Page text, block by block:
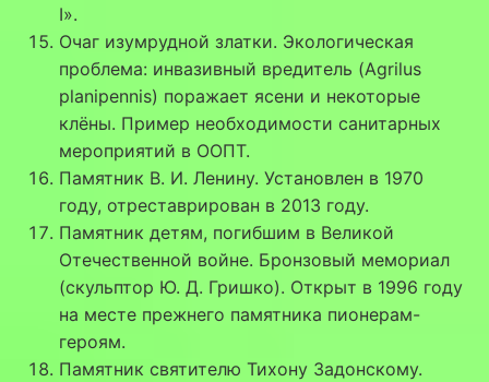
I».
Очаг изумрудной златки. Экологическая
проблема: инвазивный вредитель (Agrilus
planipennis) поражает ясени и некоторые
клёны. Пример необходимости санитарных
мероприятий в ООПТ.
Памятник В. И. Ленину. Установлен в 1970
году, отреставрирован в 2013 году.
Памятник детям, погибшим в Великой
Отечественной войне. Бронзовый мемориал
(скульптор Ю. Д. Гришко). Открыт в 1996 году
на месте прежнего памятника пионерам-
героям.
Памятник святителю Тихону Задонскому.